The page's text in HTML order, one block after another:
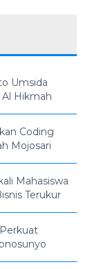
Umsida
Hikmah
Coding
Mojosari
Mahasiswa
Terukur